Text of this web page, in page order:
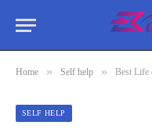
Home » Self help » Best Life
SELF HELP